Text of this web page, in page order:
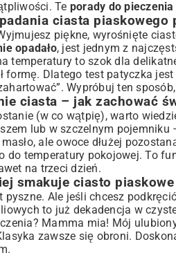
Te porady do
ciasta piaskowego
piękne, wyrośnięte
opadało, jest jednym z
temperatury to szok dla
formę. Dlatego test patyczka
Wypróbuj ten
ciasta – jak zachować
(w co wątpię), warto
lub w szczelnym
ale owoce dłużej
do temperatury pokojowej. To
na trzeci dzień.
smakuje ciasto
pyszne. Ale jeśli chcesz
to już dekadencja w
Mamma mia! Mój
zawsze się obroni.